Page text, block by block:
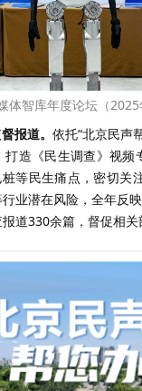
体智库年度论坛（2025
报道。 依托“北京民声
打造《民生调查》视频
等民生痛点，密切关
业潜在风险，全年反
道330余篇，督促相关